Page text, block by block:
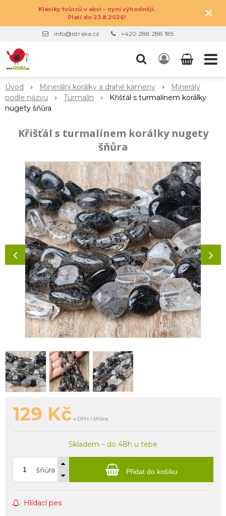
Klasiky tvůrců v akci – nyní výhodněji.
Platí do 23.8.2026!
×
info@istraka.cz +420 288 288 185
Úvod Minerální korálky a drahé kameny
Minerály
podle názvu
Turmalín
Křišťál s turmalínem korálky
nugety šňůra
Křišťál s turmalínem korálky nugety
šňůra
129 Kč s DPH / šňůra
Skladem – do 48h u tebe
šňůra Přidat do košíku
Hlídací pes